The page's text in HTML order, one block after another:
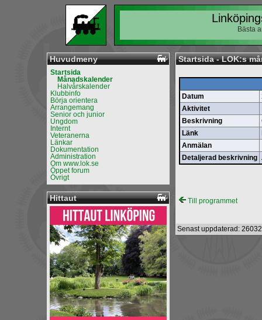
Bästa
Huvudmeny
Startsida
Månadskalender
Halvårskalender
Klubbinfo
Börja orientera
Arrangemang
Senior och junior
Ungdom
Internt
Veteranerna
Länkar
Dokumentation
Administration
Om www.lok.se
Öppet forum
Övrigt
Hittaut
Startsida - LOK:s
Datum
Aktivitet
Beskrivning
Länk
Anmälan
Detaljerad beskrivning
Till programmet
Senast uppdaterad: